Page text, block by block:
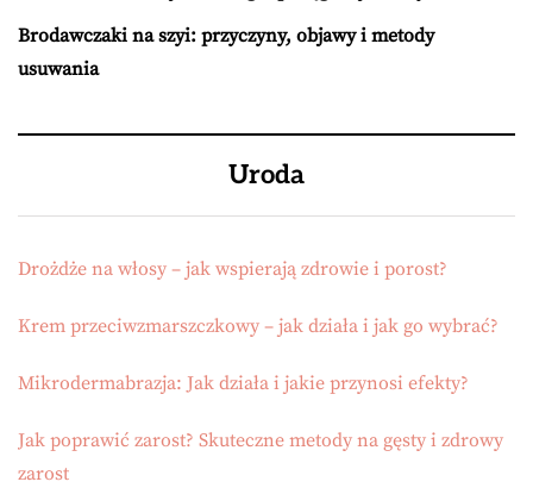
Brodawczaki na szyi: przyczyny, objawy i metody
usuwania
Uroda
Drożdże na włosy – jak wspierają zdrowie i porost?
Krem przeciwzmarszczkowy – jak działa i jak go wybrać?
Mikrodermabrazja: Jak działa i jakie przynosi efekty?
Jak poprawić zarost? Skuteczne metody na gęsty i zdrowy
zarost